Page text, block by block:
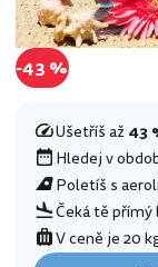
-43 %
Ušetříš až43
Hledej v
Poletíš s
Čeká tě
V ceně je 20